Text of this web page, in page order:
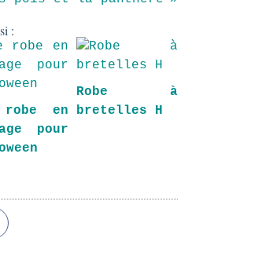
:
robe en
pour
Robe à
bretelles H